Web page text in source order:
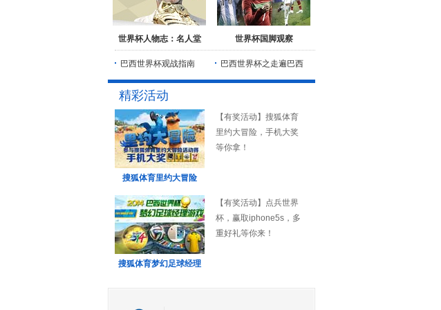
世界杯人物志：名人堂 世界杯国脚观察
巴西世界杯观战指南 巴西世界杯之走遍巴西
精彩活动
搜狐体育里约大冒险
【有奖活动】搜狐体育
里约大冒险，手机大奖
等你拿！
搜狐体育梦幻足球经理
【有奖活动】点兵世界
杯，赢取iphone5s，多
重好礼等你来！